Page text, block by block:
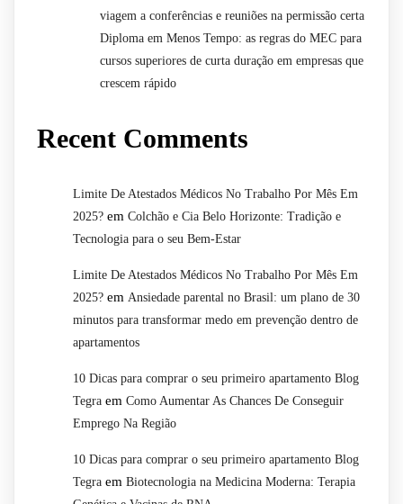
viagem a conferências e reuniões na permissão certa
Diploma em Menos Tempo: as regras do MEC para
cursos superiores de curta duração em empresas que
crescem rápido
Recent Comments
Limite De Atestados Médicos No Trabalho Por Mês Em
2025? em Colchão e Cia Belo Horizonte: Tradição e
Tecnologia para o seu Bem-Estar
Limite De Atestados Médicos No Trabalho Por Mês Em
2025? em Ansiedade parental no Brasil: um plano de 30
minutos para transformar medo em prevenção dentro de
apartamentos
10 Dicas para comprar o seu primeiro apartamento Blog
Tegra em Como Aumentar As Chances De Conseguir
Emprego Na Região
10 Dicas para comprar o seu primeiro apartamento Blog
Tegra em Biotecnologia na Medicina Moderna: Terapia